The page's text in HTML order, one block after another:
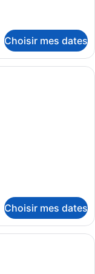
Choisir mes dates
avec un
Choisir mes dates
avec un grand lit,